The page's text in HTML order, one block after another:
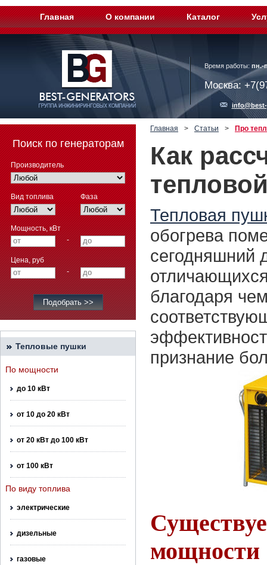
Главная О компании Каталог
Время работы: пн.-
Москва:
Поиск по генераторам
Производитель
Вид топлива Фаза
Мощность, кВт
-
Цена, руб
-
Тепловые пушки
По мощности
до 10 кВт
от 10 до 20 кВт
от 20 кВт до 100 кВт
от 100 кВт
По виду топлива
электрические
дизельные
газовые
Главная > Статьи > Про
Как
Тепловая
обогрева
сегодняшний
благодаря
признание
мощности